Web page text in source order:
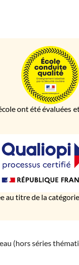
ont été évaluées
au titre de la
(hors séries